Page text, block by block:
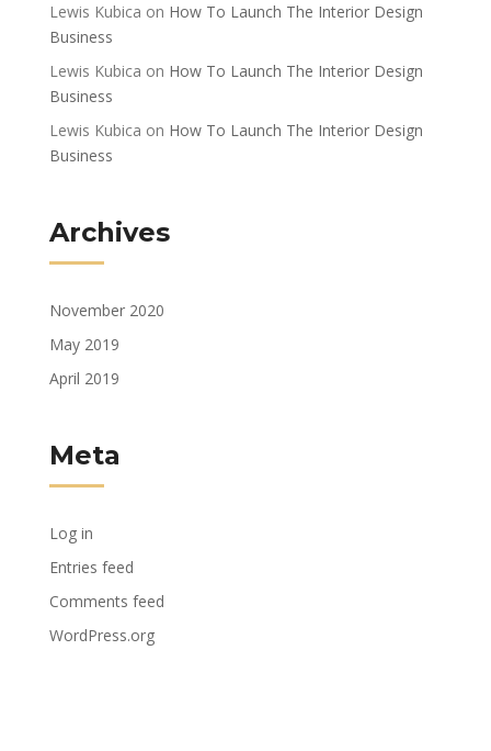
Lewis Kubica on How To Launch The Interior Design
Business
Lewis Kubica on How To Launch The Interior Design
Business
Lewis Kubica on How To Launch The Interior Design
Business
Archives
November 2020
May 2019
April 2019
Meta
Log in
Entries feed
Comments feed
WordPress.org